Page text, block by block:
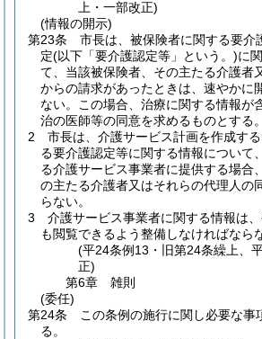
上・一部改正)
(情報の開示)
第23条
市長は、被保険者に関する要介
定(以下「要介護認定等」という。)に
て、当該被保険者、その主たる介護者
からの請求があったときは、速やかに
ない。
この場合、治療に関する情報が
治の医師等の同意を求めるものとする。
2
市長は、介護サービス計画を作成す
る要介護認定等に関する情報について
る介護サービス事業者に提供する場合
の主たる介護者又はそれらの代理人の
らない。
3
介護サービス事業者に関する情報は
も閲覧できるよう整備しなければなら
(平24条例13・旧第24条繰上、
正)
第6章
雑則
(委任)
第24条
この条例の施行に関し必要な事
る。